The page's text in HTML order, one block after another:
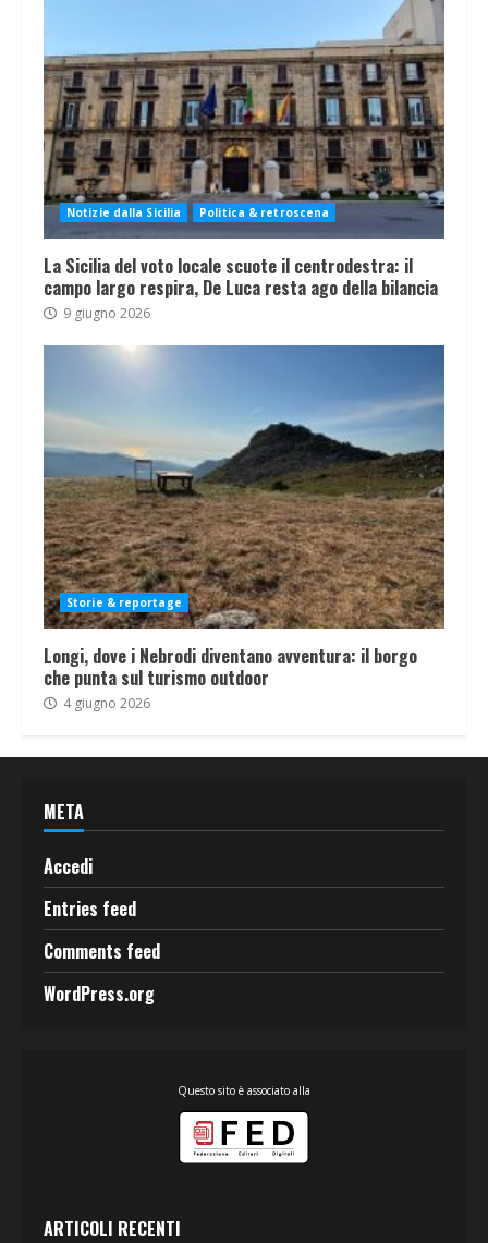
Notizie dalla Sicilia Politica & retroscena
La Sicilia del voto locale scuote il centrodestra: il
campo largo respira, De Luca resta ago della bilancia
9 giugno 2026
Storie & reportage
Longi, dove i Nebrodi diventano avventura: il borgo
che punta sul turismo outdoor
4 giugno 2026
META
Accedi
Entries feed
Comments feed
WordPress.org
Questo sito è associato alla
ARTICOLI RECENTI